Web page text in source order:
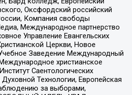
Оксфордский российский
Компания свободы
Международное партнерство
Управление Евангельских
Церкви, Новое
Заведение Международный
христианское
Саентологических
Технологии, Европейская
за выборами,